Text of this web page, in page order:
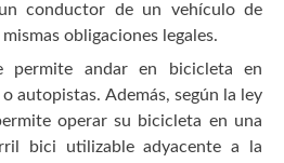
conductor de un vehículo de
obligaciones legales.
permite andar en bicicleta en
autopistas. Además, según la ley
operar su bicicleta en una
bici utilizable adyacente a la